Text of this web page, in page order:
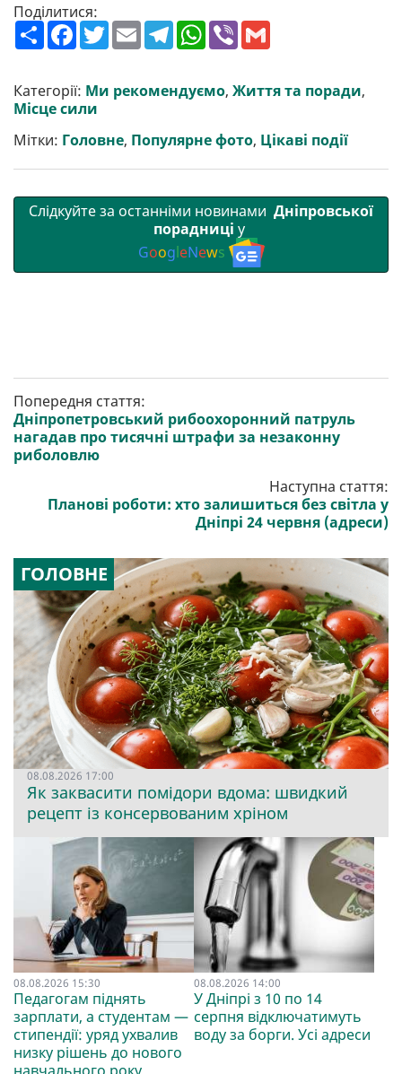
Поділитися:
П
о
ш
р
и
т
F
a
c
b
o
o
T
w
e
E
m
a
l
T
e
g
r
W
h
a
s
A
V
b
r l
Категорії: Ми рекомендуємо, Життя та поради,
Місце сили
Мітки: Головне, Популярне фото, Цікаві події
Слідкуйте за останніми новинами Дніпровської
порадниці у
GoogleNews
Попередня стаття:
Дніпропетровський рибоохоронний патруль
нагадав про тисячні штрафи за незаконну
риболовлю
Наступна стаття:
Планові роботи: хто залишиться без світла у
Дніпрі 24 червня (адреси)
ГОЛОВНЕ
08.08.2026 17:00
Як заквасити помідори вдома: швидкий
рецепт із консервованим хріном
08.08.2026 15:30
Педагогам піднять
зарплати, а студентам —
стипендії: уряд ухвалив
низку рішень до нового
08.08.2026 14:00
У Дніпрі з 10 по 14
серпня відключатимуть
воду за борги. Усі адреси